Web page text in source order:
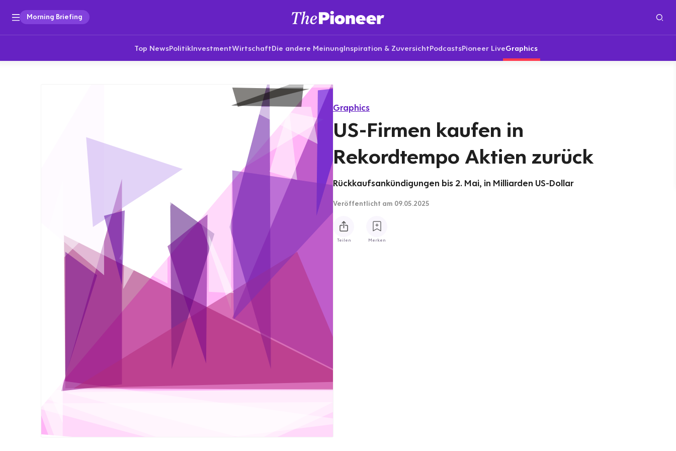
Morning Briefing
Top NewsPolitikInvestmentWirtschaftDie andere MeinungInspiration & ZuversichtPodcastsPioneer LiveGraphics
Graphics
US-Firmen kaufen in
Rekordtempo Aktien zurück
Rückkaufsankündigungen bis 2. Mai, in Milliarden US-Dollar
Veröffentlicht am 09.05.2025
Teilen Merken